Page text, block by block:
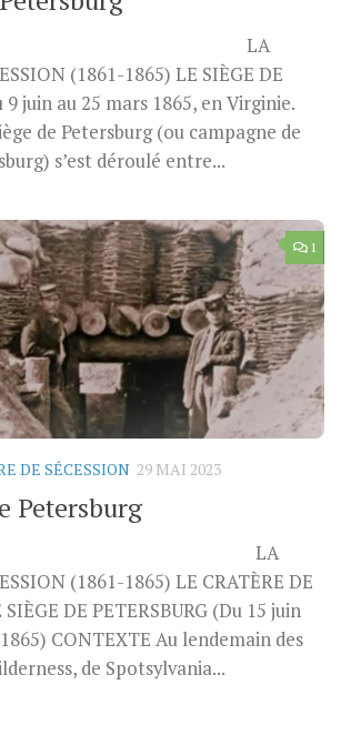
(1861-1865) LE SIÈGE DE
9 juin au 25 mars 1865, en Virginie.
de Petersburg (ou campagne de
s’est déroulé entre...
1
DE SÉCESSION 29 MAI 2023
Petersburg
(1861-1865) LE CRATÈRE DE
SIÈGE DE PETERSBURG (Du 15 juin
CONTEXTE Au lendemain des
de Spotsylvania...